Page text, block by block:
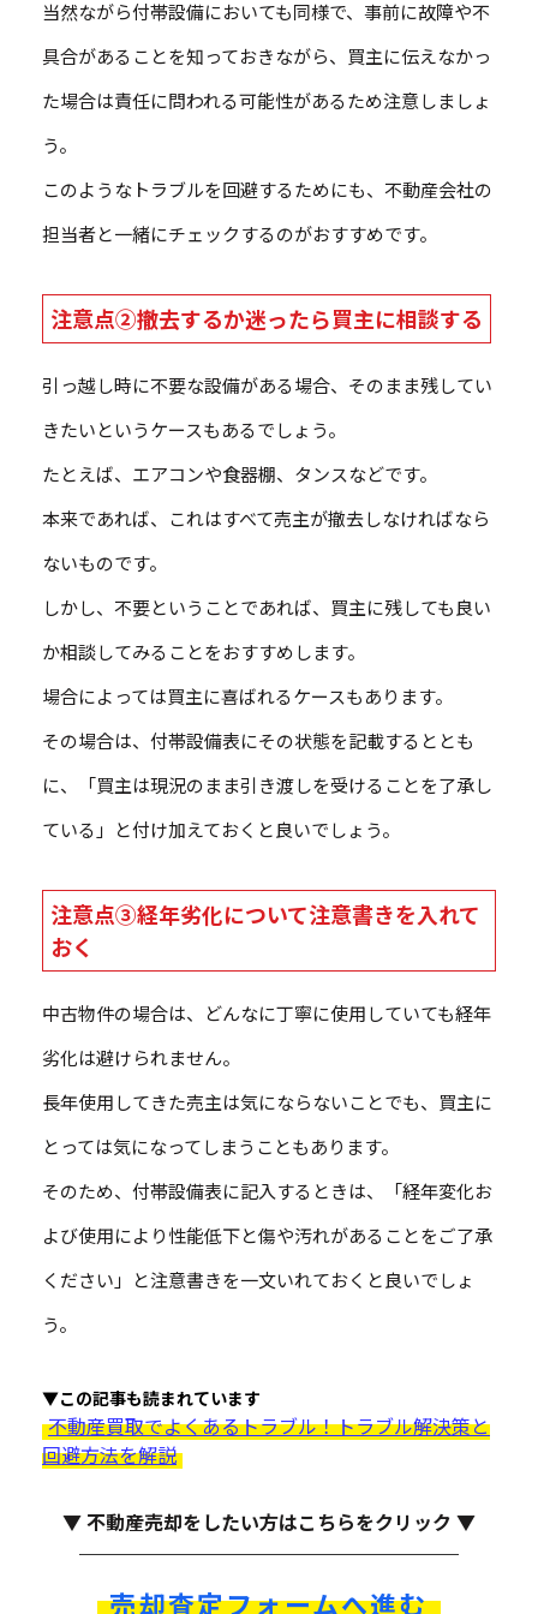
当然ながら付帯設備においても同様で、事前に故障や不
具合があることを知っておきながら、買主に伝えなかっ
た場合は責任に問われる可能性があるため注意しましょ
う。
このようなトラブルを回避するためにも、不動産会社の
担当者と一緒にチェックするのがおすすめです。
注意点②撤去するか迷ったら買主に相談する
引っ越し時に不要な設備がある場合、そのまま残してい
きたいというケースもあるでしょう。
たとえば、エアコンや食器棚、タンスなどです。
本来であれば、これはすべて売主が撤去しなければなら
ないものです。
しかし、不要ということであれば、買主に残しても良い
か相談してみることをおすすめします。
場合によっては買主に喜ばれるケースもあります。
その場合は、付帯設備表にその状態を記載するととも
に、「買主は現況のまま引き渡しを受けることを了承し
ている」と付け加えておくと良いでしょう。
注意点③経年劣化について注意書きを入れて
おく
中古物件の場合は、どんなに丁寧に使用していても経年
劣化は避けられません。
長年使用してきた売主は気にならないことでも、買主に
とっては気になってしまうこともあります。
そのため、付帯設備表に記入するときは、「経年変化お
よび使用により性能低下と傷や汚れがあることをご了承
ください」と注意書きを一文いれておくと良いでしょ
う。
▼この記事も読まれています
不動産買取でよくあるトラブル！トラブル解決策と
回避方法を解説
▼ 不動産売却をしたい方はこちらをクリック ▼
売却査定フォームへ進む